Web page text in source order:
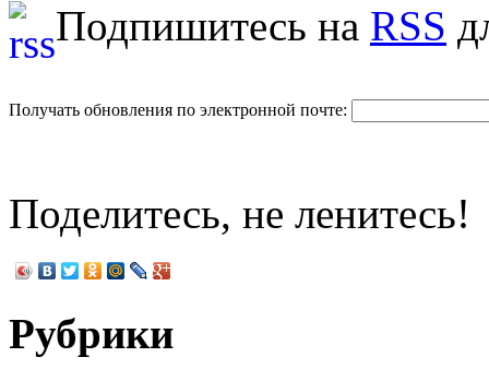
Подпишитесь на RSS
Получать обновления по электронной почте:
Поделитесь, не ленитесь!
Рубрики